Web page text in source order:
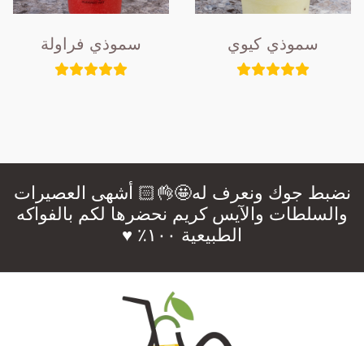
سموذي فراولة سموذي كيوي
نضبط جوك ونعرف له🤩👌🏻 أشهى العصيرات
والسلطات والآيس كريم نحضرها لكم بالفواكه
الطبيعية ١٠٠٪؜ ♥️